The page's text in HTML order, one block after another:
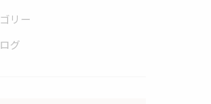
リー
グ